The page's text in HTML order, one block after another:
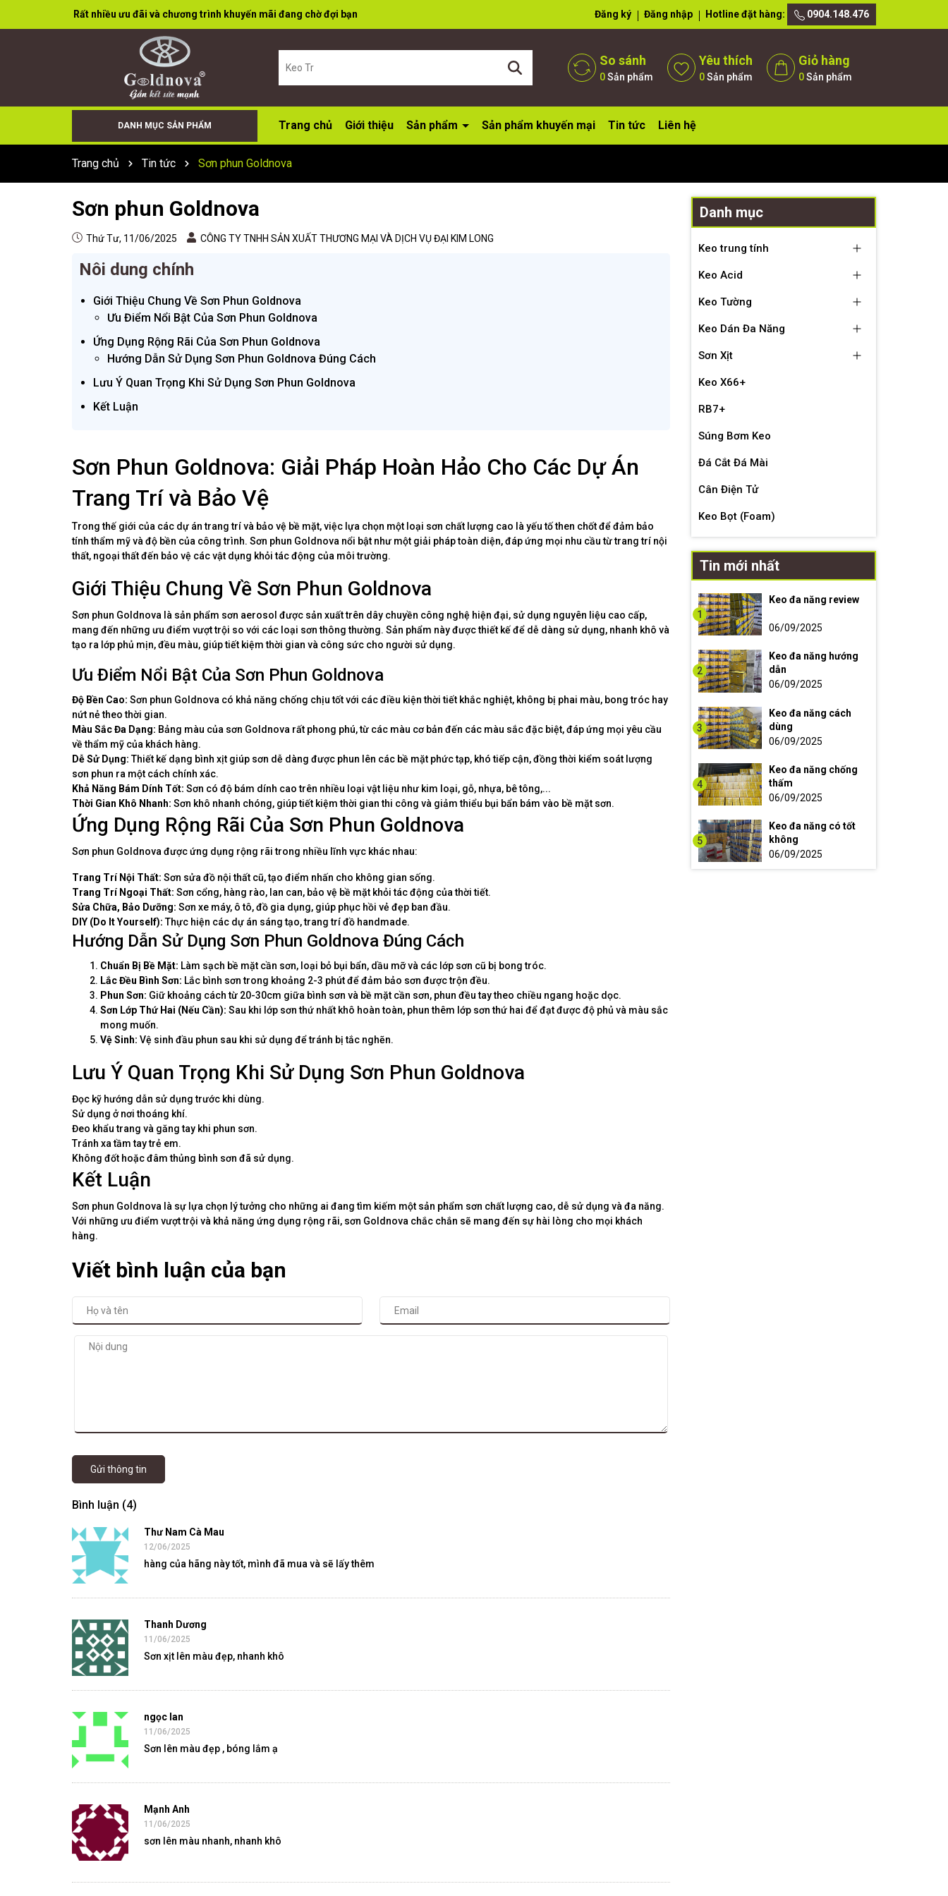
Rất nhiều ưu đãi và chương trình khuyến mãi đang chờ đợi bạn Đăng ký Đăng nhập Hotline đặt hàng: 0904.148.476
So sánh
0Sản phẩm
Yêu thích
0Sản phẩm
Giỏ hàng
0Sản phẩm
DANH MỤC SẢN PHẨM Trang chủ Giới thiệu Sản phẩm Sản phẩm khuyến mại Tin tức Liên hệ
Trang chủ Tin tức Sơn phun Goldnova
Sơn phun Goldnova
Thứ Tư, 11/06/2025 CÔNG TY TNHH SẢN XUẤT THƯƠNG MẠI VÀ DỊCH VỤ ĐẠI KIM LONG
Nôi dung chính
Giới Thiệu Chung Về Sơn Phun Goldnova
Ưu Điểm Nổi Bật Của Sơn Phun Goldnova
Ứng Dụng Rộng Rãi Của Sơn Phun Goldnova
Hướng Dẫn Sử Dụng Sơn Phun Goldnova Đúng Cách
Lưu Ý Quan Trọng Khi Sử Dụng Sơn Phun Goldnova
Kết Luận
Sơn Phun Goldnova: Giải Pháp Hoàn Hảo Cho Các Dự Án
Trang Trí và Bảo Vệ
Trong thế giới của các dự án trang trí và bảo vệ bề mặt, việc lựa chọn một loại sơn chất lượng cao là yếu tố then chốt để đảm bảo
tính thẩm mỹ và độ bền của công trình. Sơn phun Goldnova nổi bật như một giải pháp toàn diện, đáp ứng mọi nhu cầu từ trang trí nội
thất, ngoại thất đến bảo vệ các vật dụng khỏi tác động của môi trường.
Giới Thiệu Chung Về Sơn Phun Goldnova
Sơn phun Goldnova là sản phẩm sơn aerosol được sản xuất trên dây chuyền công nghệ hiện đại, sử dụng nguyên liệu cao cấp,
mang đến những ưu điểm vượt trội so với các loại sơn thông thường. Sản phẩm này được thiết kế để dễ dàng sử dụng, nhanh khô và
tạo ra lớp phủ mịn, đều màu, giúp tiết kiệm thời gian và công sức cho người sử dụng.
Ưu Điểm Nổi Bật Của Sơn Phun Goldnova
Độ Bền Cao: Sơn phun Goldnova có khả năng chống chịu tốt với các điều kiện thời tiết khắc nghiệt, không bị phai màu, bong tróc hay
nứt nẻ theo thời gian.
Màu Sắc Đa Dạng: Bảng màu của sơn Goldnova rất phong phú, từ các màu cơ bản đến các màu sắc đặc biệt, đáp ứng mọi yêu cầu
về thẩm mỹ của khách hàng.
Dễ Sử Dụng:Thiết kế dạng bình xịt giúp sơn dễ dàng được phun lên các bề mặt phức tạp, khó tiếp cận, đồng thời kiểm soát lượng
sơn phun ra một cách chính xác.
Khả Năng Bám Dính Tốt: Sơn có độ bám dính cao trên nhiều loại vật liệu như kim loại, gỗ, nhựa, bê tông,...
Thời Gian Khô Nhanh: Sơn khô nhanh chóng, giúp tiết kiệm thời gian thi công và giảm thiểu bụi bẩn bám vào bề mặt sơn.
Ứng Dụng Rộng Rãi Của Sơn Phun Goldnova
Sơn phun Goldnova được ứng dụng rộng rãi trong nhiều lĩnh vực khác nhau:
Trang Trí Nội Thất: Sơn sửa đồ nội thất cũ, tạo điểm nhấn cho không gian sống.
Trang Trí Ngoại Thất: Sơn cổng, hàng rào, lan can, bảo vệ bề mặt khỏi tác động của thời tiết.
Sửa Chữa, Bảo Dưỡng: Sơn xe máy, ô tô, đồ gia dụng, giúp phục hồi vẻ đẹp ban đầu.
DIY (Do It Yourself):Thực hiện các dự án sáng tạo, trang trí đồ handmade.
Hướng Dẫn Sử Dụng Sơn Phun Goldnova Đúng Cách
Chuẩn Bị Bề Mặt: Làm sạch bề mặt cần sơn, loại bỏ bụi bẩn, dầu mỡ và các lớp sơn cũ bị bong tróc.
Lắc Đều Bình Sơn: Lắc bình sơn trong khoảng 2-3 phút để đảm bảo sơn được trộn đều.
Phun Sơn: Giữ khoảng cách từ 20-30cm giữa bình sơn và bề mặt cần sơn, phun đều tay theo chiều ngang hoặc dọc.
Sơn Lớp Thứ Hai (Nếu Cần): Sau khi lớp sơn thứ nhất khô hoàn toàn, phun thêm lớp sơn thứ hai để đạt được độ phủ và màu sắc
mong muốn.
Vệ Sinh: Vệ sinh đầu phun sau khi sử dụng để tránh bị tắc nghẽn.
Lưu Ý Quan Trọng Khi Sử Dụng Sơn Phun Goldnova
Đọc kỹ hướng dẫn sử dụng trước khi dùng.
Sử dụng ở nơi thoáng khí.
Đeo khẩu trang và găng tay khi phun sơn.
Tránh xa tầm tay trẻ em.
Không đốt hoặc đâm thủng bình sơn đã sử dụng.
Kết Luận
Sơn phun Goldnova là sự lựa chọn lý tưởng cho những ai đang tìm kiếm một sản phẩm sơn chất lượng cao, dễ sử dụng và đa năng.
Với những ưu điểm vượt trội và khả năng ứng dụng rộng rãi, sơn Goldnova chắc chắn sẽ mang đến sự hài lòng cho mọi khách
hàng.
Viết bình luận của bạn
Gửi thông tin
Bình luận (4)
Thư Nam Cà Mau
12/06/2025
hàng của hãng này tốt, mình đã mua và sẽ lấy thêm
Thanh Dương
11/06/2025
Sơn xịt lên màu đẹp, nhanh khô
ngọc lan
11/06/2025
Sơn lên màu đẹp , bóng lắm ạ
Mạnh Anh
11/06/2025
sơn lên màu nhanh, nhanh khô
Danh mục
Keo trung tính
Keo Acid
Keo Tường
Keo Dán Đa Năng
Sơn Xịt
Keo X66+
RB7+
Súng Bơm Keo
Đá Cắt Đá Mài
Cân Điện Tử
Keo Bọt (Foam)
Tin mới nhất
1
Keo đa năng review
06/09/2025
2
Keo đa năng hướng
dẫn
06/09/2025
3
Keo đa năng cách
dùng
06/09/2025
4
Keo đa năng chống
thấm
06/09/2025
5
Keo đa năng có tốt
không
06/09/2025